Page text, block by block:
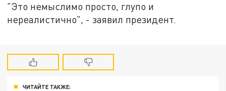
"Это немыслимо просто, глупо и
нереалистично", - заявил президент.
ЧИТАЙТЕ ТАКЖЕ: